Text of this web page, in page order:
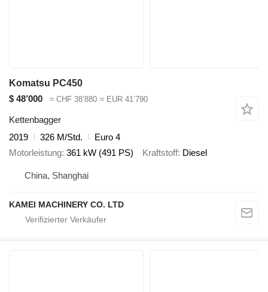
Komatsu PC450
$ 48’000
≈ CHF 38’880 ≈ EUR 41’790
Kettenbagger
2019
326 M/Std.
Euro 4
Motorleistung 361 kW (491 PS) Kraftstoff Diesel
China, Shanghai
KAMEI MACHINERY CO. LTD